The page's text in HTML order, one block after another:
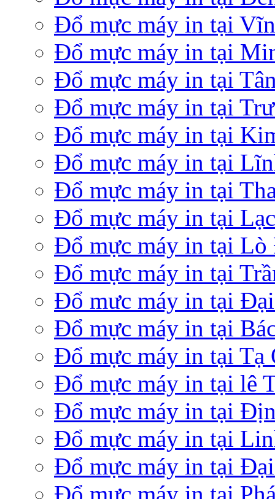
Đổ mực máy in tại
Đổ mực máy in tại
Đổ mực máy in tại
Đổ mực máy in tại
Đổ mực máy in tại
Đổ mực máy in tại
Đổ mực máy in tại
Đổ mực máy in tại
Đổ mực máy in tại Lò
Đổ mực máy in tại
Đổ mưc máy in tại
Đổ mực máy in tại
Đổ mực máy in tại Tạ
Đổ mực máy in tại lê
Đổ mực máy in tại
Đổ mực máy in tại
Đổ mực máy in tại
Đổ mực máy in tại